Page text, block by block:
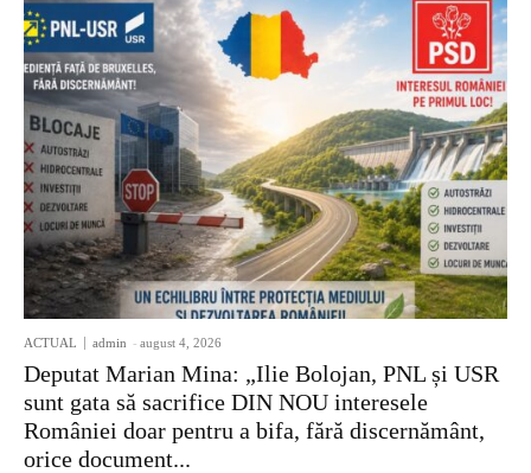
ACTUAL admin - august 4, 2026
Deputat Marian Mina: „Ilie Bolojan, PNL și USR
sunt gata să sacrifice DIN NOU interesele
României doar pentru a bifa, fără discernământ,
orice document...